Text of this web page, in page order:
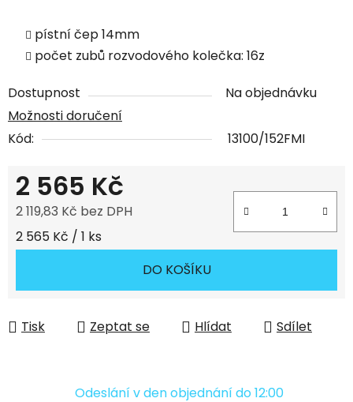
pístní čep 14mm
počet zubů rozvodového kolečka: 16z
Dostupnost
Na objednávku
Možnosti doručení
Kód:
13100/152FMI
2 565 Kč
2 119,83 Kč bez DPH
Měrná cena:
2 565 Kč / 1 ks
DO KOŠÍKU
Tisk Zeptat se Hlídat Sdílet
Odeslání v den objednání do 12:00